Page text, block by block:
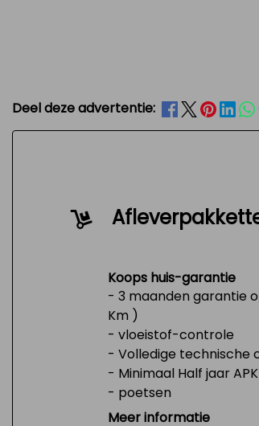
Deel deze advertentie:
Koops huis-garantie
- 3 maanden garantie
Km )
- vloeistof-controle
- Volledige technische
- Minimaal Half jaar APK
- poetsen
- Tank 1/4 vol
Meer informatie